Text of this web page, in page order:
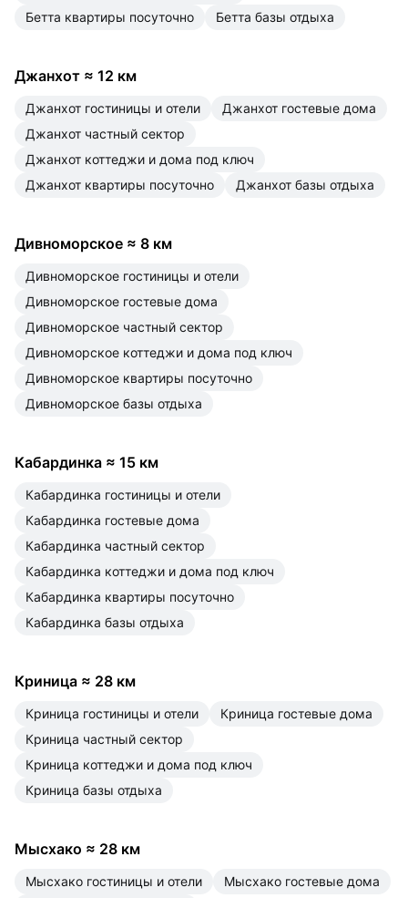
Бетта квартиры посуточно
Бетта базы отдыха
Джанхот ≈ 12 км
Джанхот гостиницы и отели
Джанхот гостевые дома
Джанхот частный сектор
Джанхот коттеджи и дома под ключ
Джанхот квартиры посуточно
Джанхот базы отдыха
Дивноморское ≈ 8 км
Дивноморское гостиницы и отели
Дивноморское гостевые дома
Дивноморское частный сектор
Дивноморское коттеджи и дома под ключ
Дивноморское квартиры посуточно
Дивноморское базы отдыха
Кабардинка ≈ 15 км
Кабардинка гостиницы и отели
Кабардинка гостевые дома
Кабардинка частный сектор
Кабардинка коттеджи и дома под ключ
Кабардинка квартиры посуточно
Кабардинка базы отдыха
Криница ≈ 28 км
Криница гостиницы и отели
Криница гостевые дома
Криница частный сектор
Криница коттеджи и дома под ключ
Криница базы отдыха
Мысхако ≈ 28 км
Мысхако гостиницы и отели
Мысхако гостевые дома